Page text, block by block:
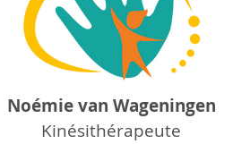
Noémie van Wageningen
Kinésithérapeute